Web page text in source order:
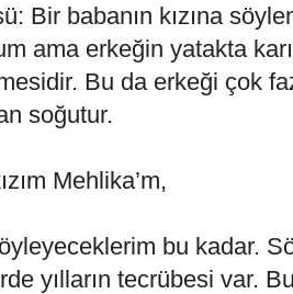
Bir babanın kızına
ama erkeğin yatakta
Bu da erkeği çok
soğutur.
Mehlika’m,
bu kadar.
yılların tecrübesi var.